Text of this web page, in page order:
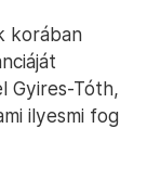
korában
Gyires-Tóth,
ilyesmi fog